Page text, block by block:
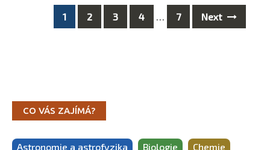
1 2 3 4 … 7 Next
CO VÁS ZAJÍMÁ?
Astronomie a astrofyzika Biologie Chemie